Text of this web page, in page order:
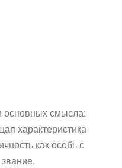
основных смысла:
характеристика
как особь с